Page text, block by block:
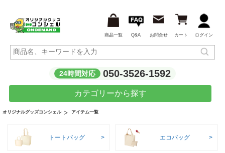
商品一覧 Q&A お問合せ カート ログイン
24時間対応 050-3526-1592
カテゴリーから探す
オリジナルグッズコンシェル アイテム一覧
トートバッグ エコバッグ